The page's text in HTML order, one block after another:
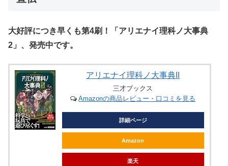
大好評につき早くも第4刷！「アリエナイ理科ノ大事典
2」、発売中です。
アリエナイ理科ノ大事典II
三才ブックス
Amazonの商品レビュー・口コミを見る
詳細ページ
Amazon
楽天